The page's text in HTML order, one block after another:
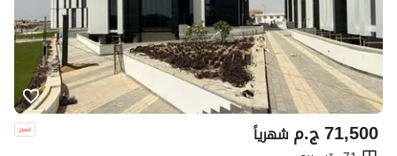
ج.م71,500 شهرياً